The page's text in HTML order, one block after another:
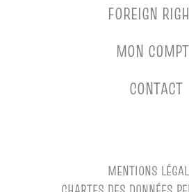
FOREIGN
MON
CONTACT
MENTIONS